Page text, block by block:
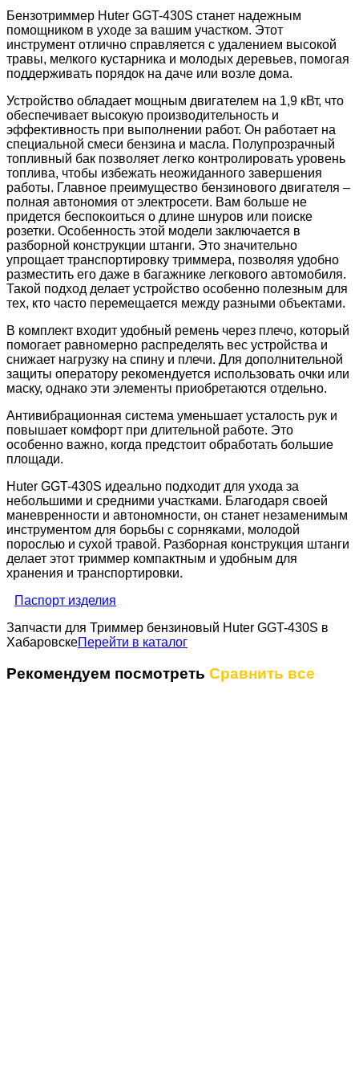
Бензотриммер Huter GGT-430S станет надежным
помощником в уходе за вашим участком. Этот
инструмент отлично справляется с удалением высокой
травы, мелкого кустарника и молодых деревьев, помогая
поддерживать порядок на даче или возле дома.
Устройство обладает мощным двигателем на 1,9 кВт, что
обеспечивает высокую производительность и
эффективность при выполнении работ. Он работает на
специальной смеси бензина и масла. Полупрозрачный
топливный бак позволяет легко контролировать уровень
топлива, чтобы избежать неожиданного завершения
работы. Главное преимущество бензинового двигателя –
полная автономия от электросети. Вам больше не
придется беспокоиться о длине шнуров или поиске
розетки. Особенность этой модели заключается в
разборной конструкции штанги. Это значительно
упрощает транспортировку триммера, позволяя удобно
разместить его даже в багажнике легкового автомобиля.
Такой подход делает устройство особенно полезным для
тех, кто часто перемещается между разными объектами.
В комплект входит удобный ремень через плечо, который
помогает равномерно распределять вес устройства и
снижает нагрузку на спину и плечи. Для дополнительной
защиты оператору рекомендуется использовать очки или
маску, однако эти элементы приобретаются отдельно.
Антивибрационная система уменьшает усталость рук и
повышает комфорт при длительной работе. Это
особенно важно, когда предстоит обработать большие
площади.
Huter GGT-430S идеально подходит для ухода за
небольшими и средними участками. Благодаря своей
маневренности и автономности, он станет незаменимым
инструментом для борьбы с сорняками, молодой
порослью и сухой травой. Разборная конструкция штанги
делает этот триммер компактным и удобным для
хранения и транспортировки.
Паспорт изделия
Запчасти для Триммер бензиновый Huter GGT-430S в
ХабаровскеПерейти в каталог
Рекомендуем посмотреть Сравнить все